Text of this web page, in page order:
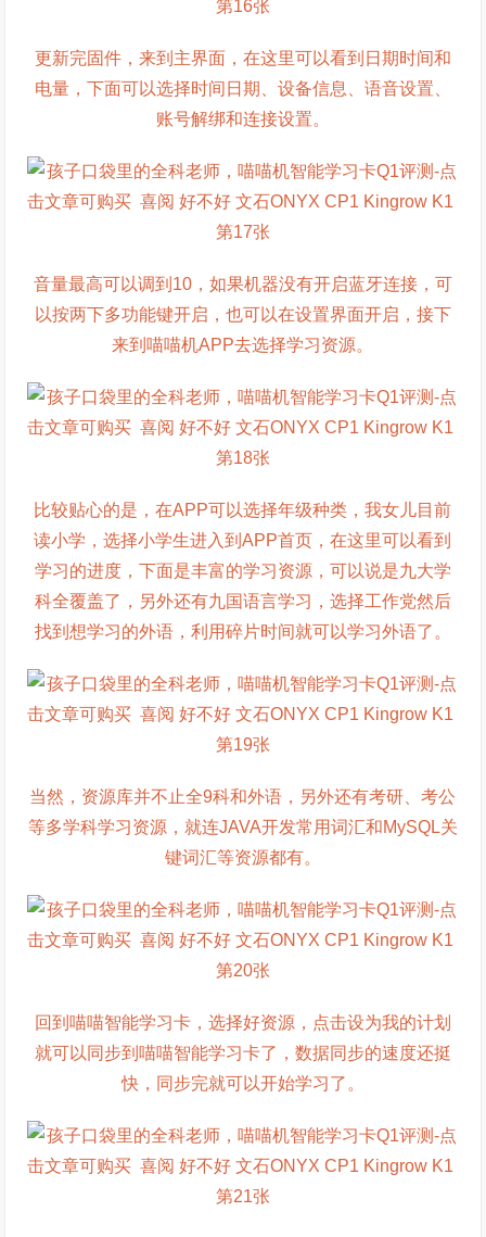
更新完固件，来到主界面，在这里可以看到日期时间和
电量，下面可以选择时间日期、设备信息、语音设置、
账号解绑和连接设置。
音量最高可以调到10，如果机器没有开启蓝牙连接，可
以按两下多功能键开启，也可以在设置界面开启，接下
来到喵喵机APP去选择学习资源。
比较贴心的是，在APP可以选择年级种类，我女儿目前
读小学，选择小学生进入到APP首页，在这里可以看到
学习的进度，下面是丰富的学习资源，可以说是九大学
科全覆盖了，另外还有九国语言学习，选择工作党然后
找到想学习的外语，利用碎片时间就可以学习外语了。
当然，资源库并不止全9科和外语，另外还有考研、考公
等多学科学习资源，就连JAVA开发常用词汇和MySQL关
键词汇等资源都有。
回到喵喵智能学习卡，选择好资源，点击设为我的计划
就可以同步到喵喵智能学习卡了，数据同步的速度还挺
快，同步完就可以开始学习了。